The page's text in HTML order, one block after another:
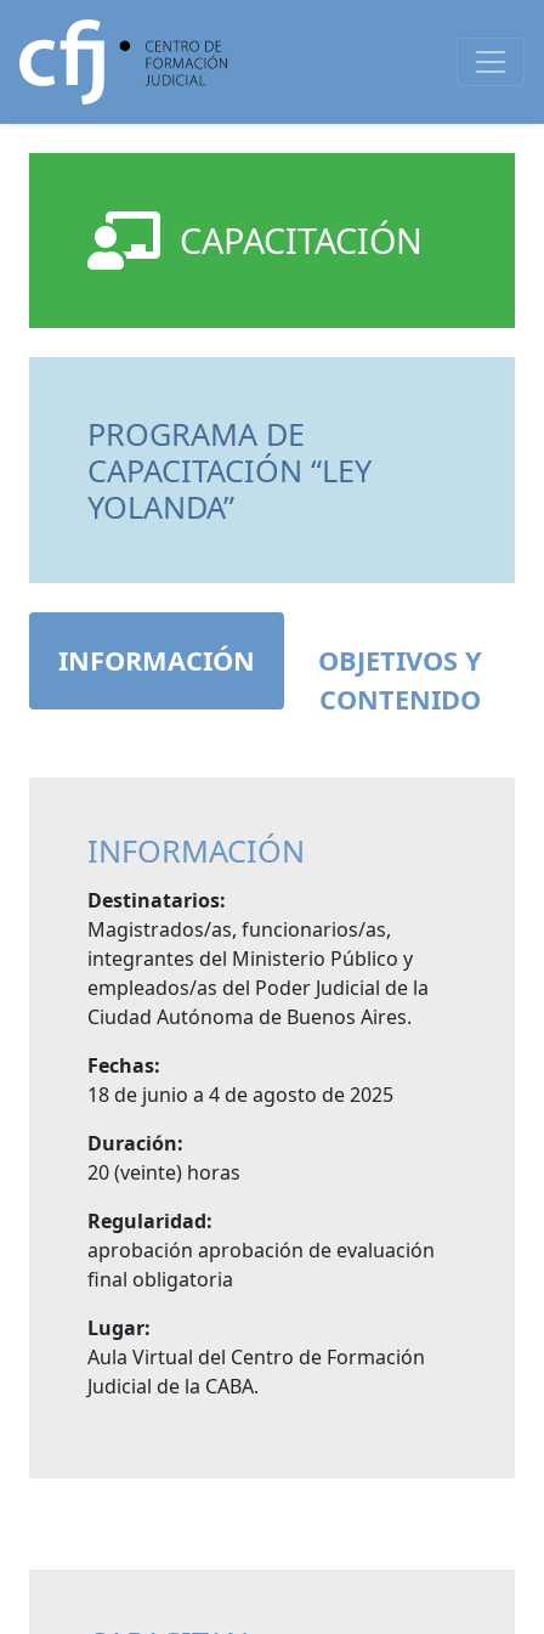
CAPACITACIÓN
PROGRAMA DE
CAPACITACIÓN “LEY
YOLANDA”
INFORMACIÓN
OBJETIVOS Y
CONTENIDO
INFORMACIÓN
Destinatarios:
Magistrados/as, funcionarios/as,
integrantes del Ministerio Público y
empleados/as del Poder Judicial de la
Ciudad Autónoma de Buenos Aires.
Fechas:
18 de junio a 4 de agosto de 2025
Duración:
20 (veinte) horas
Regularidad:
aprobación aprobación de evaluación
final obligatoria
Lugar:
Aula Virtual del Centro de Formación
Judicial de la CABA.